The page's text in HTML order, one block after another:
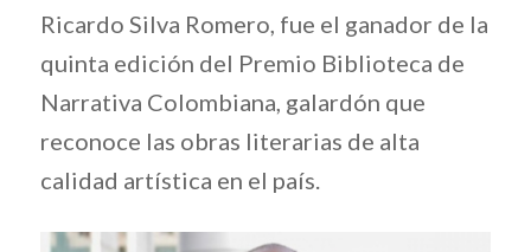
Ricardo Silva Romero, fue el ganador de la
quinta edición del Premio Biblioteca de
Narrativa Colombiana, galardón que
reconoce las obras literarias de alta
calidad artística en el país.